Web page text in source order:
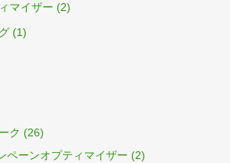
マイザー (2)
(1)
ク (26)
ペーンオプティマイザー (2)